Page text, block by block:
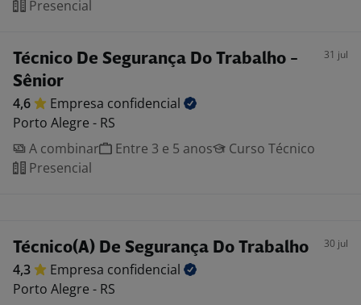
Presencial
Técnico De Segurança Do Trabalho -
Sênior
31 jul
4,6 Empresa confidencial
Porto Alegre - RS
A combinar
Entre 3 e 5 anos
Curso Técnico
Presencial
Técnico(A) De Segurança Do Trabalho 30 jul
4,3 Empresa confidencial
Porto Alegre - RS